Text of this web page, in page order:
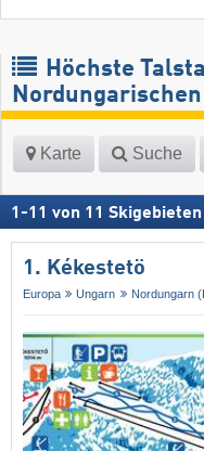
Höchste
Karte Suche
1 -11 von 11 Skigebieten
1. Kékestetö
Europa Ungarn Nordungarn